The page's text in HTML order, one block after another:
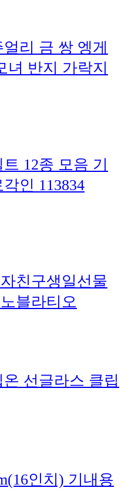
리 금 쌍 엥게
녀 반지 가락지
12종 모음 기
인 113834
친구생일선물
블라티오
선글라스 클립
인치) 기내용